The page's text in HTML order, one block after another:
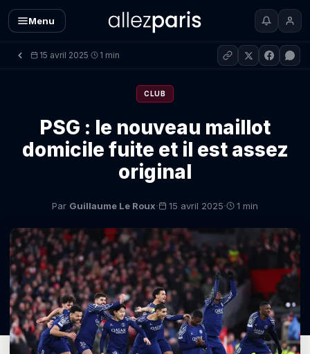
Menu
15 avril 2025· 1 min
CLUB
PSG : le nouveau maillot
domicile fuite et il est assez
original
Par Guillaume Le Roux· 15 avril 2025· 1 min